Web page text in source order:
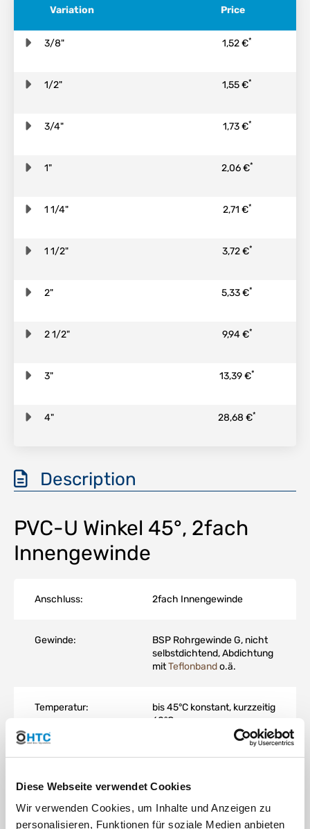
Diese Webseite verwendet Cookies
Wir verwenden Cookies, um Inhalte und Anzeigen zu
personalisieren, Funktionen für soziale Medien anbieten
Variation Price
3/8" 1,52 €*
1/2" 1,55 €*
3/4" 1,73 €*
1" 2,06 €*
1 1/4" 2,71 €*
1 1/2" 3,72 €*
2" 5,33 €*
2 1/2" 9,94 €*
3" 13,39 €*
4" 28,68 €*
Description
PVC-U Winkel 45°, 2fach
Innengewinde
Anschluss: 2fach Innengewinde
Gewinde:
BSP Rohrgewinde G, nicht
selbstdichtend, Abdichtung
mitTeflonbando.ä.
Temperatur:
bis 45°C konstant, kurzzeitig
60°C
Arbeitsdruck
max. 10 bar bei 20°C
Material: PVC-U